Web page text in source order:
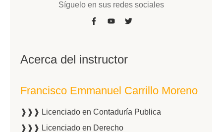
Síguelo en sus redes sociales
Acerca del instructor
Francisco Emmanuel Carrillo Moreno
❱❱❱ Licenciado en Contaduría Publica
❱❱❱ Licenciado en Derecho